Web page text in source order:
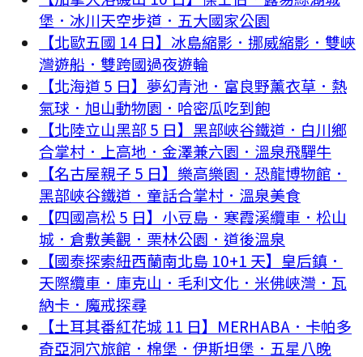
堡．冰川天空步道．五大國家公園
【北歐五國 14 日】冰島縮影．挪威縮影．雙峽
灣遊船．雙跨國過夜遊輪
【北海道 5 日】夢幻青池．富良野薰衣草．熱
氣球．旭山動物園．哈密瓜吃到飽
【北陸立山黑部 5 日】黑部峽谷鐵道．白川鄉
合掌村．上高地．金澤兼六園．溫泉飛驒牛
【名古屋親子 5 日】樂高樂園．恐龍博物館．
黑部峽谷鐵道．童話合掌村．溫泉美食
【四國高松 5 日】小豆島．寒霞溪纜車．松山
城．倉敷美觀．栗林公園．道後溫泉
【國泰探索紐西蘭南北島 10+1 天】皇后鎮．
天際纜車．庫克山．毛利文化．米佛峽灣．瓦
納卡．魔戒探尋
【土耳其番紅花城 11 日】MERHABA．卡帕多
奇亞洞穴旅館．棉堡．伊斯坦堡．五星八晚